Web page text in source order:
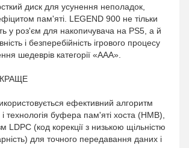
диск для усунення неполадок,
пам'яті. LEGEND 900 не тільки
у роз'єм для накопичувача на PS5, а й
і безперебійність ігрового процесу
шедеврів категорії «ААА».
ефективний алгоритм
технологія буфера пам'яті хоста (HMB),
LDPC (код корекції з низькою щільністю
для точного передавання даних і